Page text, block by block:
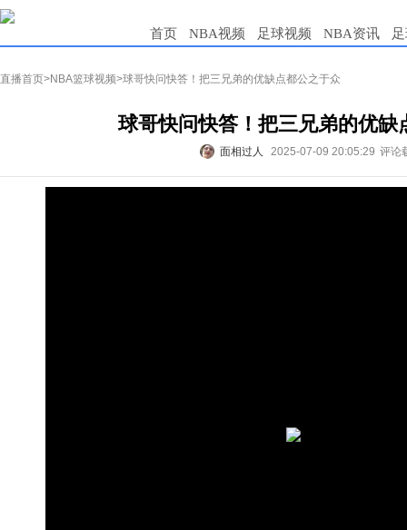
首页 NBA视频 足球视频 NBA资讯
直播首页>NBA篮球视频>球哥快问快答！把三兄弟的优缺点都公之于众
球哥快问快答！把三兄弟的优缺
面相过人 2025-07-09 20:05:29 评论